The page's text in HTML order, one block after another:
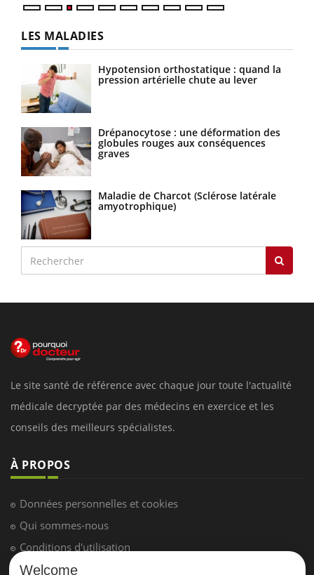
LES MALADIES
Hypotension orthostatique : quand la
pression artérielle chute au lever
Drépanocytose : une déformation des
globules rouges aux conséquences
graves
Maladie de Charcot (Sclérose latérale
amyotrophique)
Le site santé de référence avec chaque jour toute l'actualité
médicale decryptée par des médecins en exercice et les
conseils des meilleurs spécialistes.
À PROPOS
Données personnelles et cookies
Qui sommes-nous
Conditions d'utilisation
Plan du site
Welcome